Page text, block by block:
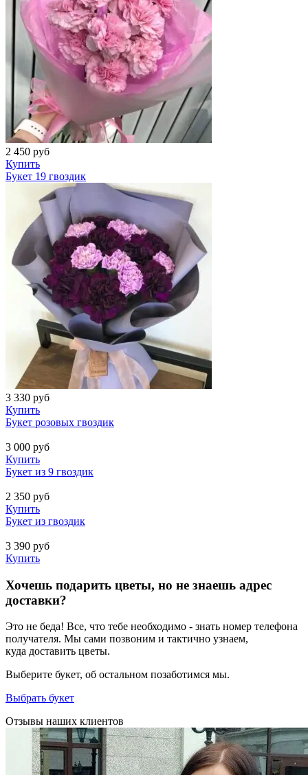
2 450 руб
Купить
Букет 19 гвоздик
3 330 руб
Купить
Букет розовых гвоздик
3 000 руб
Купить
Букет из 9 гвоздик
2 350 руб
Купить
Букет из гвоздик
3 390 руб
Купить
Хочешь подарить цветы, но не знаешь адрес
доставки?
Это не беда! Все, что тебе необходимо - знать номер телефона
получателя. Мы сами позвоним и тактично узнаем,
куда доставить цветы.
Выберите букет, об остальном позаботимся мы.
Выбрать букет
Отзывы наших клиентов